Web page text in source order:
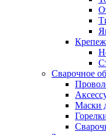
Сварочное
Маски